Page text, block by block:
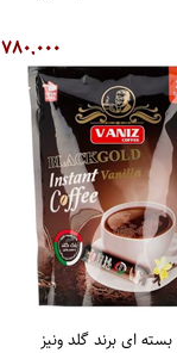
۷۸۰,۰۰۰
ای برند گلد ونيز